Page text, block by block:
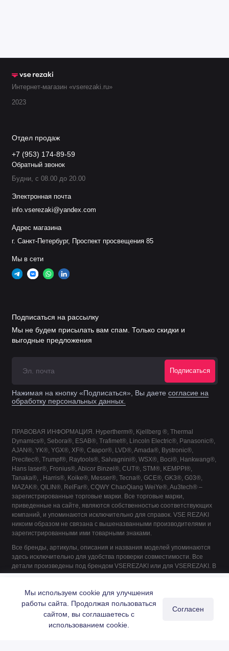
6 889 ₽
Купить
Интернет-магазин «vserezaki.ru»
2023
Отдел продаж
+7 (953) 174-89-59
Обратный звонок
Будни, с 08.00 до 20.00
Электронная почта
info.vserezaki@yandex.com
Адрес магазина
г. Санкт-Петербург, Проспект просвещения 85
Мы в сети
Подписаться на рассылку
Мы не будем присылать вам спам. Только скидки и
выгодные предложения
Подписаться
Нажимая на кнопку «Подписаться», Вы даете согласие на
обработку персональных данных.
ПРАВОВАЯ ИНФОРМАЦИЯ. Hypertherm®, Kjellberg ®, Thermal
Dynamics®, Sebora®, ESAB®, Trafimet®, Lincoln Electric®, Panasonic®,
AJAN®, YK®, YGX®, XF®, Сварог®, LVD®, Amada®, Bystronic®,
Precitec®, Trumpf®, Raytools®, Salvagnini®, WSX®, Boci®, Hankwang®,
Hans laser®, Fronius®, Abicor Binzel®, CUT®, STM®, KEMPPI®,
Tanaka®, , Harris®, Koike®, Messer®, Tecna®, GCE®, GK3®, G03®,
MAZAK®, QILIN®, RelFar®, CQWY ChaoQiang WeiYe®, Au3tech® –
зарегистрированные торговые марки. Все торговые марки,
приведенные на сайте, являются собственностью соответствующих
компаний, и упоминаются исключительно для справок. VSE REZAKI
никоим образом не связана с вышеназванными производителями и
зарегистрированными ими товарными знаками.
Все бренды, артикулы, описания и названия моделей упоминаются
здесь исключительно для удобства проверки совместимости. Все
детали произведены под брендом VSEREZAKI или для VSEREZAKI. В
их производстве не принимает участие ни один из указанных
Мы используем cookie для улучшения
работы сайта. Продолжая пользоваться
сайтом, вы соглашаетесь с
использованием cookie.
Согласен